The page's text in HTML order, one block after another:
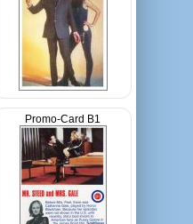
Promo-Card B1